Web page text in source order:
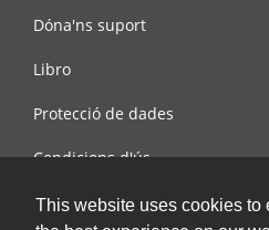
This website uses cookies to
Dóna'ns suport
Libro
Protecció de dades
Condicions d'ús
Contacta amb nosaltres